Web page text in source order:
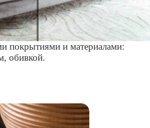
покрытиями и материалами:
обивкой.